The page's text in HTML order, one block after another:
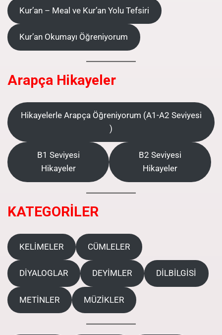
Kur’an – Meal ve Kur’an Yolu Tefsiri
Kur’an Okumayı Öğreniyorum
Arapça Hikayeler
Hikayelerle Arapça Öğreniyorum (A1-A2 Seviyesi
)
B1 Seviyesi
Hikayeler
B2 Seviyesi
Hikayeler
KATEGORİLER
KELİMELER CÜMLELER
DİYALOGLAR DEYİMLER DİLBİLGİSİ
METİNLER MÜZİKLER